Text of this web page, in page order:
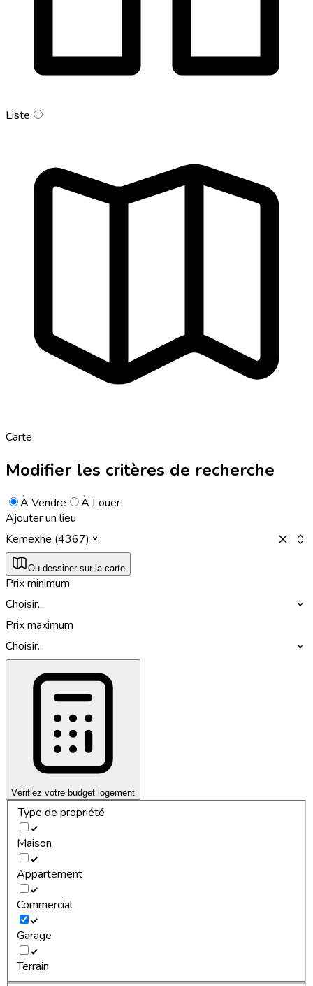
Liste
Carte
Modifier les critères de recherche
À Vendre
À Louer
Ajouter un lieu
Kemexhe (4367)
Ou dessiner sur la carte
Prix minimum
Choisir...
Prix maximum
Choisir...
Vérifiez votre budget logement
Type de propriété
Maison
Appartement
Commercial
Garage
Terrain